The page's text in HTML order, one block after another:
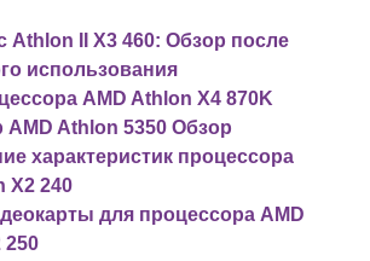
Athlon II X3 460: Обзор после
использования
AMD Athlon X4 870K
AMD Athlon 5350 Обзор
характеристик процессора
X2 240
для процессора AMD
250